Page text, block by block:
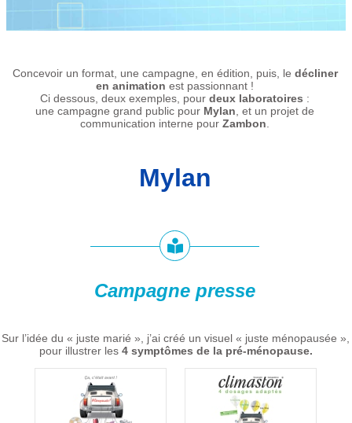
Concevoir un format, une campagne, en édition, puis, le décliner
en animation est passionnant !
Ci dessous, deux exemples, pour deux laboratoires :
une campagne grand public pour Mylan , et un projet de
communication interne pour Zambon
Mylan
Campagne presse
Sur l’idée du « juste marié », j’ai créé un visuel « juste ménopausée »,
pour illustrer les4 symptômes de la pré-ménopause.